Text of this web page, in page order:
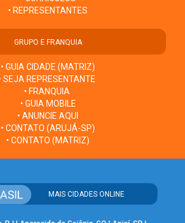
• REPRESENTANTES
GRUPO E FRANQUIA
• GUIA CIDADE (MATRIZ)
SEJA REPRESENTANTE
• FRANQUIA
• GUIA MOBILE
• ANUNCIE AQUI
• CONTATO (ARUJÁ-SP)
• CONTATO (MATRIZ)
MAIS CIDADES ONLINE